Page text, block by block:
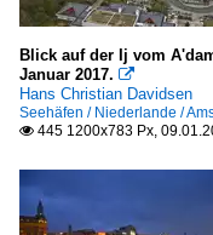
Polizeiboote u. -
Niederlande
Schlepper / tugs
Blick auf der Ij vom
Januar 2017. 
Hans Christian Davidsen
Seehäfen / Niederlande /
 445 1200x783 Px,